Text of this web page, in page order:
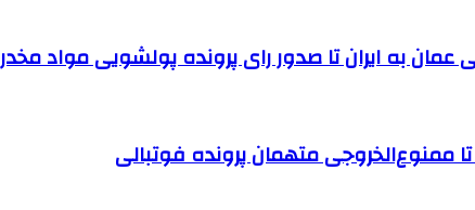
به ایران تا صدور رای پرونده پولشویی مواد مخدر
ممنوع‌الخروجی متهمان پرونده فوتبالی